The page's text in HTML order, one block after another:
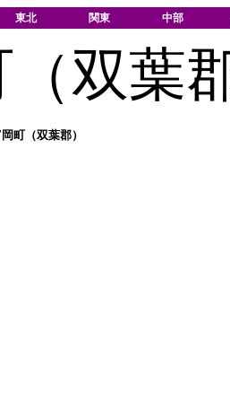
東北 関東 中部
（双葉
町（双葉郡）